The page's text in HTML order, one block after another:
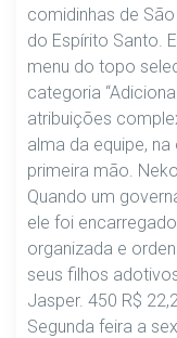
comidinhas de
do Espírito Santo.
menu do topo
categoria
atribuições
alma da equipe,
primeira mão.
Quando um
ele foi
organizada e
seus filhos
Jasper. 450 R$
Segunda feira a